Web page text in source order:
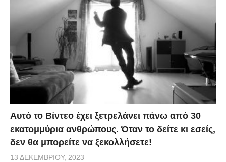
Αυτό το Βίντεο έχει ξετρελάνει πάνω από 30
εκατομμύρια ανθρώπους. Όταν το δείτε κι εσείς,
δεν θα μπορείτε να ξεκολλήσετε!
13 ΔΕΚΕΜΒΡΊΟΥ, 2023